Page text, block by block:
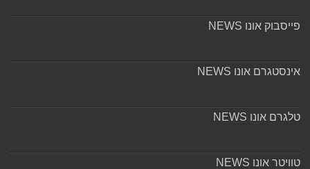
פייסבוק אונו NEWS
אינסטגרם אונו NEWS
טלגרם אונו NEWS
טוויטר אונו NEWS